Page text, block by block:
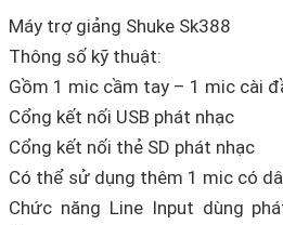
Máy trợ giảng Shuke Sk388
Thông số kỹ thuật:
Gồm 1 mic cầm tay – 1 mic cài
Cổng kết nối USB phát nhạc
Cổng kết nối thẻ SD phát nhạc
Có thể sử dụng thêm 1 mic có
Chức năng Line Input dùng